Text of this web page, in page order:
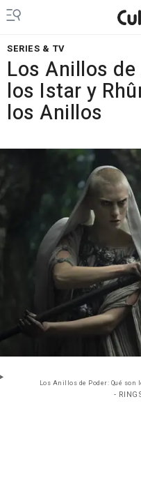
SERIES & TV
Los Anillos
los Istar y
los Anillos
Los Anillos de Poder: Qué
-